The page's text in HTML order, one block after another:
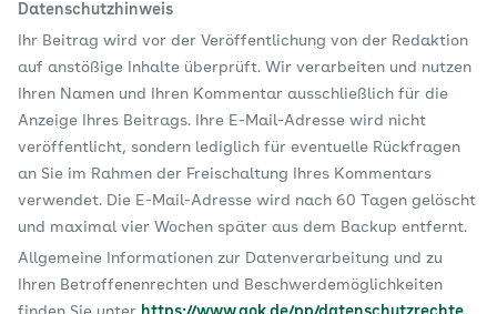
Datenschutzhinweis
Ihr Beitrag wird vor der Veröffentlichung von der Redaktion
auf anstößige Inhalte überprüft. Wir verarbeiten und nutzen
Ihren Namen und Ihren Kommentar ausschließlich für die
Anzeige Ihres Beitrags. Ihre E-Mail-Adresse wird nicht
veröffentlicht, sondern lediglich für eventuelle Rückfragen
an Sie im Rahmen der Freischaltung Ihres Kommentars
verwendet. Die E-Mail-Adresse wird nach 60 Tagen gelöscht
und maximal vier Wochen später aus dem Backup entfernt.
Allgemeine Informationen zur Datenverarbeitung und zu
Ihren Betroffenenrechten und Beschwerdemöglichkeiten